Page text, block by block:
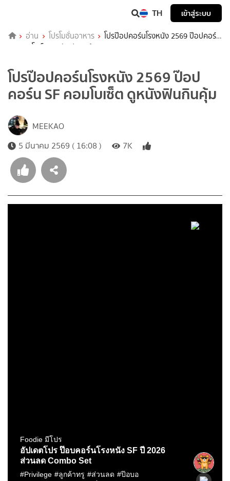
TH เข้าสู่ระบบ
อ่าน โปรโมชั่นอาหาร
โปรป๊อปคอร์นโรงหนัง 2569 ป๊อปคอร์น
SF คอมโบเซ็ต ดูหนังฟินกินคุ้ม
โปรป๊อปคอร์นโรงหนัง 2569 ป๊อป
คอร์น SF คอมโบเซ็ต ดูหนังฟินกินคุ้ม
MEEKAO
5 มีนาคม 2569 ( 16:08 )
7K